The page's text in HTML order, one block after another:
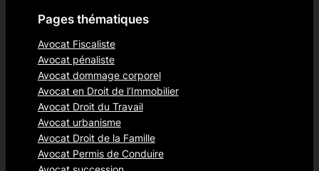
Pages thématiques
Avocat Fiscaliste
Avocat pénaliste
Avocat dommage corporel
Avocat en Droit de l’Immobilier
Avocat Droit du Travail
Avocat urbanisme
Avocat Droit de la Famille
Avocat Permis de Conduire